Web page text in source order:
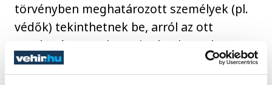
törvényben meghatározott személyek (pl.
védők) tekinthetnek be, arról az ott
meghatározottak szerint kaphatnak
másolatot.